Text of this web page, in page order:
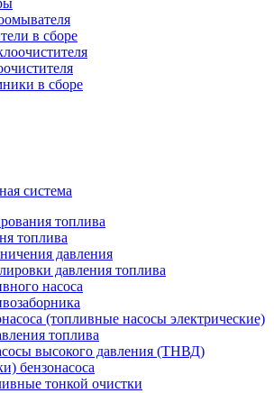
в сборе
в сборе
система
топлива
топлива
давления
давления топлива
насоса
(топливные насосы электрические)
топлива
высокого давления (ТНВД)
бензонасоса
тонкой очистки